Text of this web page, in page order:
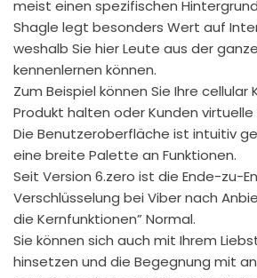
meist einen spezifischen
Shagle legt besonders Wert auf
weshalb Sie hier Leute aus der
kennenlernen können.
Zum Beispiel können Sie Ihre cellular
Produkt halten oder Kunden
Die Benutzeroberfläche ist intuitiv
eine breite Palette an Funktionen.
Seit Version 6.zero ist die Ende-zu-
Verschlüsselung bei Viber nach
die Kernfunktionen” Normal.
Sie können sich auch mit Ihrem
hinsetzen und die Begegnung mit